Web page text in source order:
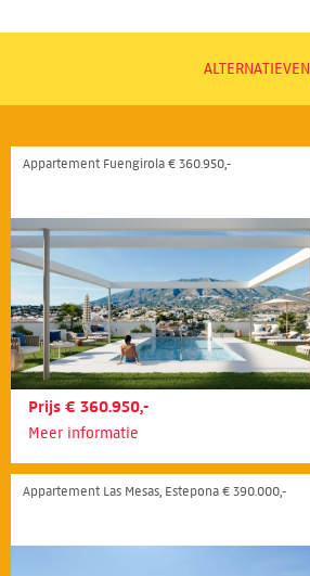
ALTERNATIEVEN
Appartement Fuengirola € 360.950,-
Prijs € 360.950,-
Meer informatie
Appartement Las Mesas, Estepona € 390.000,-